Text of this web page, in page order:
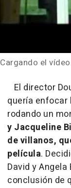
Cargando el
El director
quería enfocar
rodando un
y Jacqueline
de villanos,
película.
David y
conclusión de